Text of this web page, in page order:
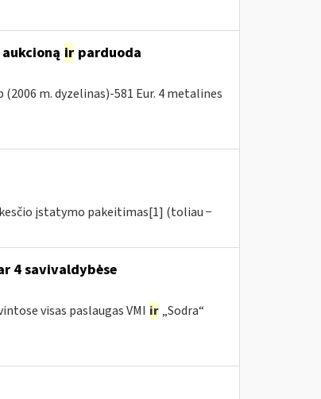
irparduoda
m. dyzelinas)-581 Eur. 4 metalines
įstatymo pakeitimas[1] (toliau −
4 savivaldybėse
visas paslaugas VMI ir „Sodra“